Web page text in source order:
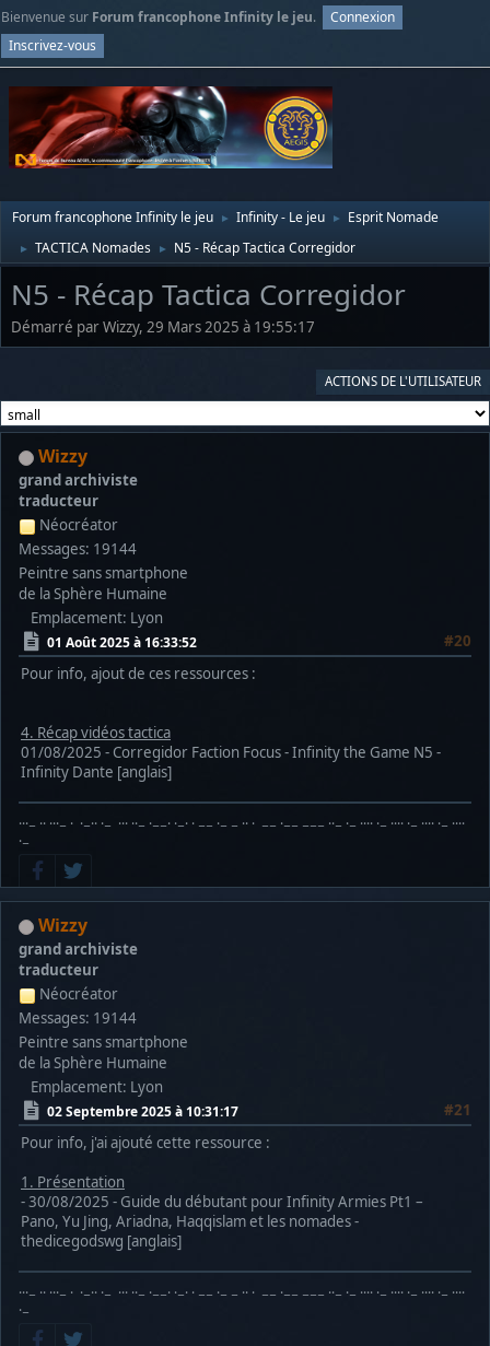
Bienvenue sur Forum francophone Infinity le jeu.
Connexion
Inscrivez-vous
Forum francophone Infinity le jeu ► Infinity - Le jeu ► Esprit Nomade
► TACTICA Nomades ► N5 - Récap Tactica Corregidor
N5 - Récap Tactica Corregidor
Démarré par Wizzy, 29 Mars 2025 à 19:55:17
ACTIONS DE L'UTILISATEUR
Wizzy
grand archiviste
traducteur
Néocréator
Messages: 19144
Peintre sans smartphone
de la Sphère Humaine
Emplacement: Lyon
01 Août 2025 à 16:33:52
#20
Pour info, ajout de ces ressources :
4. Récap vidéos tactica
01/08/2025 - Corregidor Faction Focus - Infinity the Game N5 -
Infinity Dante [anglais]
···− ·· ···− · ·−·· ·− ··· ··− ·−−· ·−· · −− ·− − ·· · −− ·−− −−− ··− ·− ···· ·− ···· ·− ···· ·− ····
·−
Wizzy
grand archiviste
traducteur
Néocréator
Messages: 19144
Peintre sans smartphone
de la Sphère Humaine
Emplacement: Lyon
02 Septembre 2025 à 10:31:17
#21
Pour info, j'ai ajouté cette ressource :
1. Présentation
- 30/08/2025 - Guide du débutant pour Infinity Armies Pt1 –
Pano, Yu Jing, Ariadna, Haqqislam et les nomades -
thedicegodswg [anglais]
···− ·· ···− · ·−·· ·− ··· ··− ·−−· ·−· · −− ·− − ·· · −− ·−− −−− ··− ·− ···· ·− ···· ·− ···· ·− ····
·−